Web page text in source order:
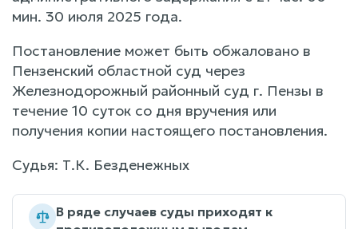
мин. 30 июля 2025 года.
Постановление может быть обжаловано в
Пензенский областной суд через
Железнодорожный районный суд г. Пензы в
течение 10 суток со дня вручения или
получения копии настоящего постановления.
Судья: Т.К. Безденежных
В ряде случаев суды приходят к